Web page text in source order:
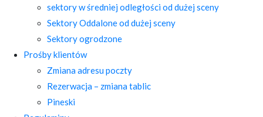
sektory w średniej odległości od dużej sceny
Sektory Oddalone od dużej sceny
Sektory ogrodzone
Prośby klientów
Zmiana adresu poczty
Rezerwacja – zmiana tablic
Pineski